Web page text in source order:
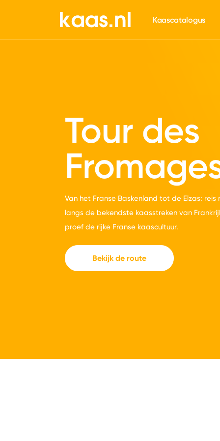
Kaascatalogus
Tour des
Van het Franse Baskenland tot de Elzas: reis
langs de bekendste kaasstreken van
proef de rijke Franse kaascultuur.
Bekijk de route